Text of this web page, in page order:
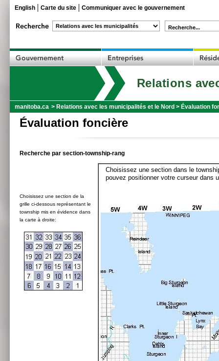
English Carte du site Communiquer avec le gouvernement
Recherche...
Relations
manitoba.ca > Relations avec les municipalités et le Nord > Évaluation
Évaluation foncière
Recherche par section-township-rang
Choisissez une section de la
grille ci-dessous représentant le
township mis en évidence dans
la carte à droite:
Choisissez une section dans le
pouvez positionner votre curseur dans